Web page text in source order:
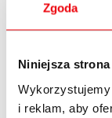
Zgoda
Niniejsza
i reklam, aby
Marcina).
oddziale od